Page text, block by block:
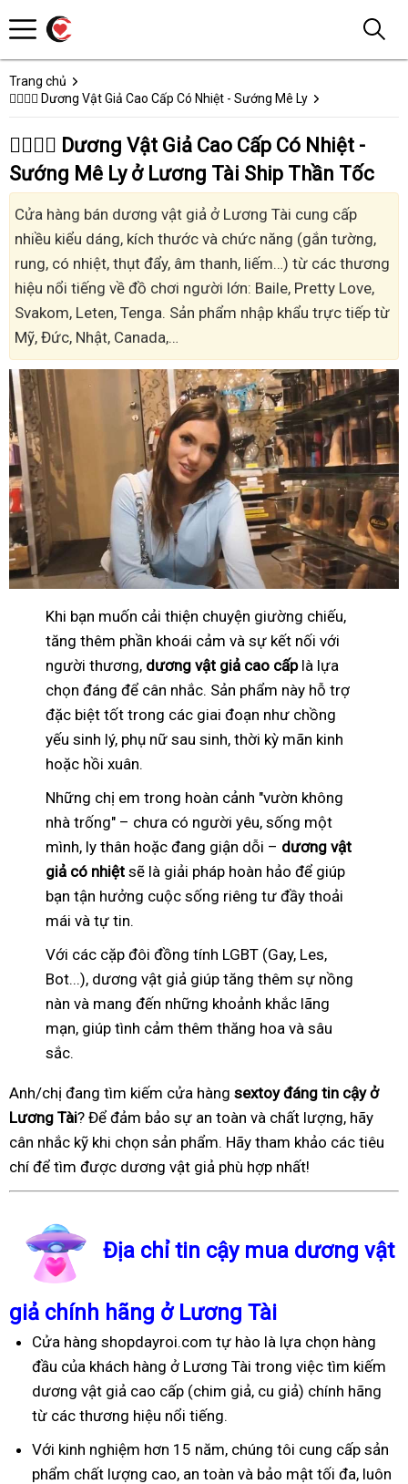
Trang chủ
👩‍❤️‍💋‍👨 Dương Vật Giả Cao Cấp Có Nhiệt - Sướng Mê Ly
👩‍❤️‍💋‍👨 Dương Vật Giả Cao Cấp Có Nhiệt -
Sướng Mê Ly ở Lương Tài Ship Thần Tốc
Cửa hàng bán dương vật giả ở Lương Tài cung cấp
nhiều kiểu dáng, kích thước và chức năng (gắn tường,
rung, có nhiệt, thụt đẩy, âm thanh, liếm…) từ các thương
hiệu nổi tiếng về đồ chơi người lớn: Baile, Pretty Love,
Svakom, Leten, Tenga. Sản phẩm nhập khẩu trực tiếp từ
Mỹ, Đức, Nhật, Canada,…
Khi bạn muốn cải thiện chuyện giường chiếu,
tăng thêm phần khoái cảm và sự kết nối với
người thương, dương vật giả cao cấplà lựa
chọn đáng để cân nhắc. Sản phẩm này hỗ trợ
đặc biệt tốt trong các giai đoạn như chồng
yếu sinh lý, phụ nữ sau sinh, thời kỳ mãn kinh
hoặc hồi xuân.
Những chị em trong hoàn cảnh "vườn không
nhà trống" – chưa có người yêu, sống một
mình, ly thân hoặc đang giận dỗi – dương vật
giả có nhiệt sẽ là giải pháp hoàn hảo để giúp
bạn tận hưởng cuộc sống riêng tư đầy thoải
mái và tự tin.
Với các cặp đôi đồng tính LGBT (Gay, Les,
Bot...), dương vật giả giúp tăng thêm sự nồng
nàn và mang đến những khoảnh khắc lãng
mạn, giúp tình cảm thêm thăng hoa và sâu
sắc.
Anh/chị đang tìm kiếm cửa hàng sextoy đáng tin cậy ở
Lương Tài? Để đảm bảo sự an toàn và chất lượng, hãy
cân nhắc kỹ khi chọn sản phẩm. Hãy tham khảo các tiêu
chí để tìm được dương vật giả phù hợp nhất!
Địa chỉ tin cậy mua dương vật
giả chính hãng ở Lương Tài
Cửa hàng shopdayroi.com tự hào là lựa chọn hàng
đầu của khách hàng ở Lương Tài trong việc tìm kiếm
dương vật giả cao cấp (chim giả, cu giả) chính hãng
từ các thương hiệu nổi tiếng.
Với kinh nghiệm hơn 15 năm, chúng tôi cung cấp sản
phẩm chất lượng cao, an toàn và bảo mật tối đa, luôn